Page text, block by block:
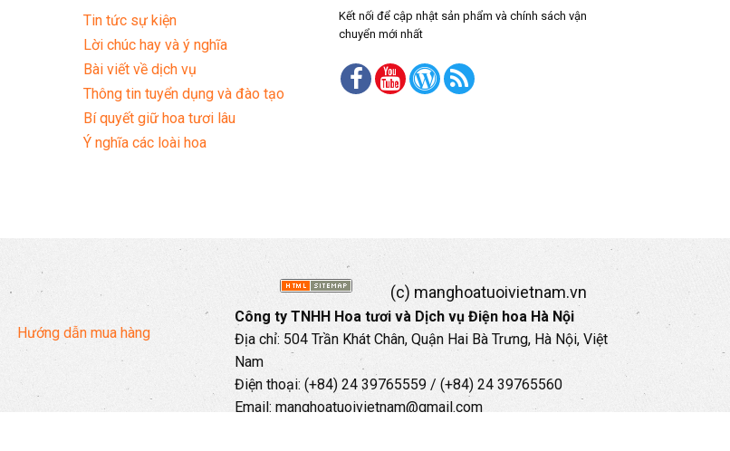
Tin tức sự kiện
Lời chúc hay và ý nghĩa
Bài viết về dịch vụ
Thông tin tuyển dụng và đào tạo
Bí quyết giữ hoa tươi lâu
Ý nghĩa các loài hoa
Kết nối để cập nhật sản phẩm và chính sách vận
chuyển mới nhất
Hướng dẫn mua hàng
(c) manghoatuoivietnam.vn
Công ty TNHH Hoa tươi và Dịch vụ Điện hoa Hà Nội
Địa chỉ: 504 Trần Khát Chân, Quận Hai Bà Trưng, Hà Nội, Việt
Nam
Điện thoại: (+84) 24 39765559 / (+84) 24 39765560
Email: manghoatuoivietnam@gmail.com